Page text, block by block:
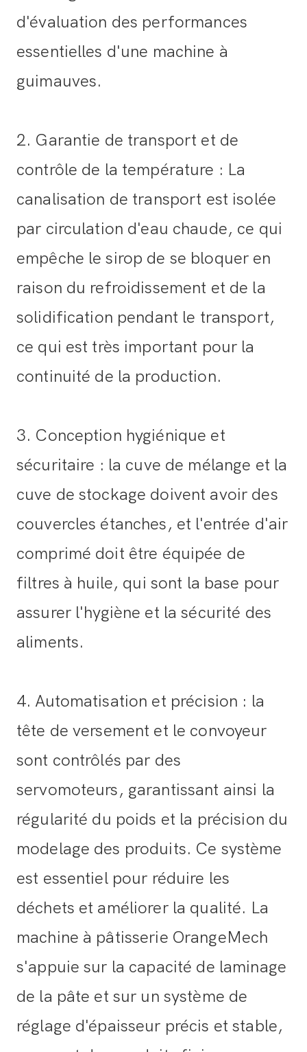
d'évaluation des performances
essentielles d'une machine à
guimauves.
2. Garantie de transport et de
contrôle de la température : La
canalisation de transport est isolée
par circulation d'eau chaude, ce qui
empêche le sirop de se bloquer en
raison du refroidissement et de la
solidification pendant le transport,
ce qui est très important pour la
continuité de la production.
3. Conception hygiénique et
sécuritaire : la cuve de mélange et la
cuve de stockage doivent avoir des
couvercles étanches, et l'entrée d'air
comprimé doit être équipée de
filtres à huile, qui sont la base pour
assurer l'hygiène et la sécurité des
aliments.
4. Automatisation et précision : la
tête de versement et le convoyeur
sont contrôlés par des
servomoteurs, garantissant ainsi la
régularité du poids et la précision du
modelage des produits. Ce système
est essentiel pour réduire les
déchets et améliorer la qualité. La
machine à pâtisserie OrangeMech
s'appuie sur la capacité de laminage
de la pâte et sur un système de
réglage d'épaisseur précis et stable,